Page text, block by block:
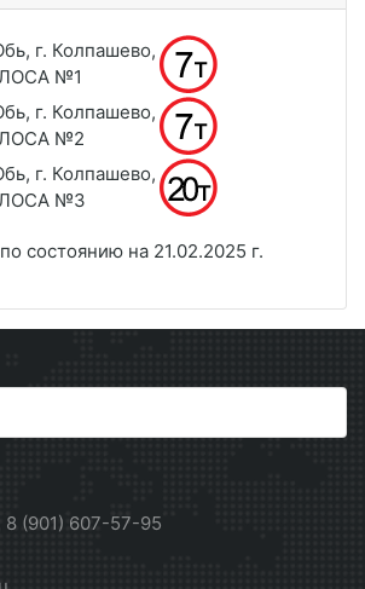
г. Колпашево,
№1
г. Колпашево,
№2
г. Колпашево,
№3
состоянию на 21.02.2025 г.
(901) 607-57-95